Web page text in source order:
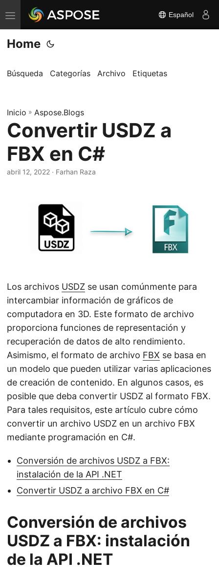
A
l
t
r
r
n
a
v
e
Español
Home
Búsqueda Categorías Archivo Etiquetas
Inicio » Aspose.Blogs
Convertir USDZ a
FBX en C#
abril 12, 2022 · Farhan Raza
Los archivos USDZ se usan comúnmente para
intercambiar información de gráficos de
computadora en 3D. Este formato de archivo
proporciona funciones de representación y
recuperación de datos de alto rendimiento.
Asimismo, el formato de archivo FBX se basa en
un modelo que pueden utilizar varias aplicaciones
de creación de contenido. En algunos casos, es
posible que deba convertir USDZ al formato FBX.
Para tales requisitos, este artículo cubre cómo
convertir un archivo USDZ en un archivo FBX
mediante programación en C#.
Conversión de archivos USDZ a FBX:
instalación de la API .NET
Convertir USDZ a archivo FBX en C#
Conversión de archivos
USDZ a FBX: instalación
de la API .NET